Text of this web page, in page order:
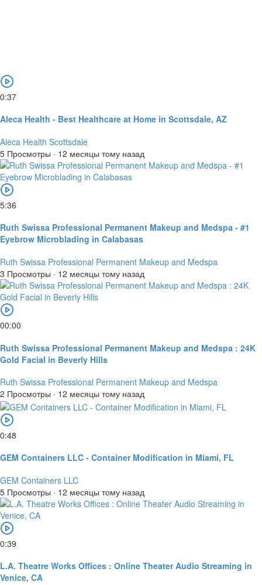
0:37
Aleca Health - Best Healthcare at Home in Scottsdale, AZ
Aleca Health Scottsdale
5 Просмотры · 12 месяцы тому назад
5:36
Ruth Swissa Professional Permanent Makeup and Medspa - #1
Eyebrow Microblading in Calabasas
Ruth Swissa Professional Permanent Makeup and Medspa
3 Просмотры · 12 месяцы тому назад
00:00
Ruth Swissa Professional Permanent Makeup and Medspa : 24K
Gold Facial in Beverly Hills
Ruth Swissa Professional Permanent Makeup and Medspa
2 Просмотры · 12 месяцы тому назад
0:48
GEM Containers LLC - Container Modification in Miami, FL
GEM Containers LLC
5 Просмотры · 12 месяцы тому назад
0:39
L.A. Theatre Works Offices : Online Theater Audio Streaming in
Venice, CA